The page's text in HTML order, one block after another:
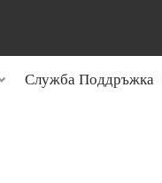
Служба Поддръжка